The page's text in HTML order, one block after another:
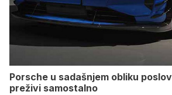
Porsche u sadašnjem obliku
preživi samostalno